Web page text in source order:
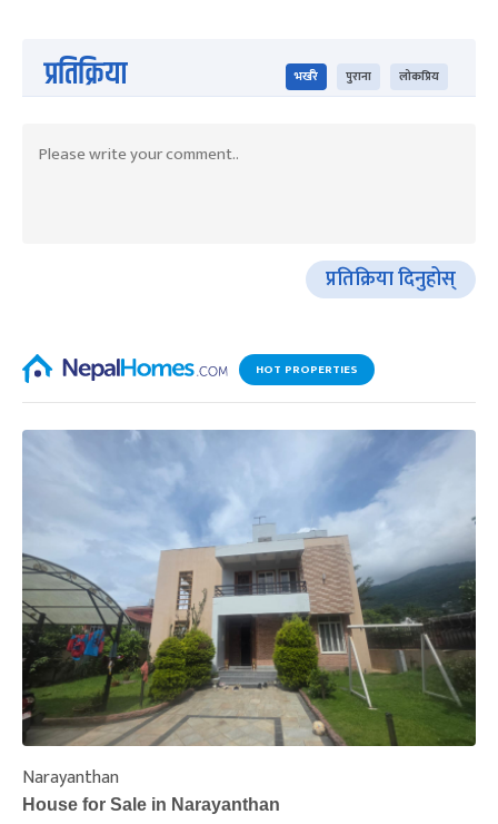
प्रतिक्रिया भर्खरै पुराना लोकप्रिय
प्रतिक्रिया दिनुहोस्
HOT PROPERTIES
Narayanthan
House for Sale in Narayanthan